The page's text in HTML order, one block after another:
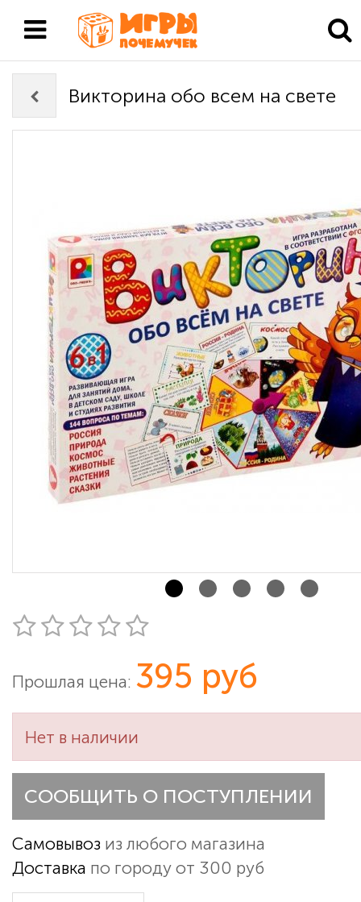
Викторина обо всем на свете
Прошлая цена: 395 руб
Нет в наличии
СООБЩИТЬ О ПОСТУПЛЕНИИ
Самовывоз из любого магазина
Доставка по городу от 300 руб